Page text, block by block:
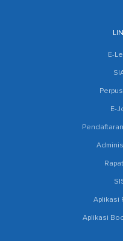
E-
E-
Aplikasi
Aplikasi